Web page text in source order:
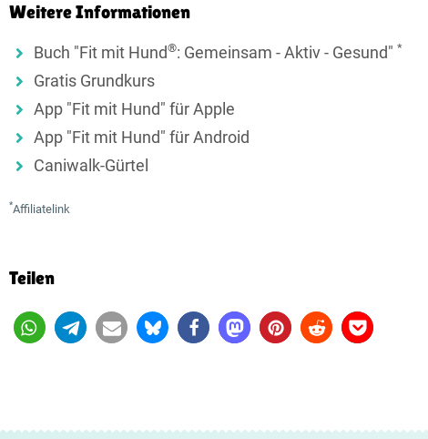
Weitere Informationen
Buch "Fit mit Hund®: Gemeinsam - Aktiv - Gesund" *
Gratis Grundkurs
App "Fit mit Hund" für Apple
App "Fit mit Hund" für Android
Caniwalk-Gürtel
*Affiliatelink
Teilen